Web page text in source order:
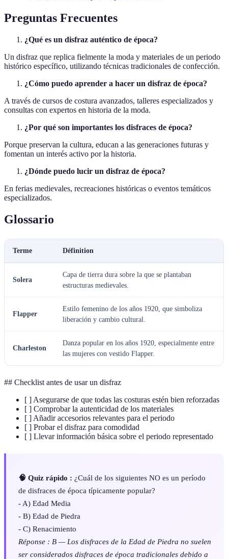
Preguntas Frecuentes
¿Qué es un disfraz auténtico de época?
Un disfraz que replica fielmente la moda y materiales de un periodo
histórico específico, utilizando técnicas tradicionales de confección.
¿Cómo puedo aprender a hacer un disfraz de época?
A través de cursos de costura avanzados, talleres especializados y
consultas con expertos en historia de la moda.
¿Por qué son importantes los disfraces de época?
Porque preservan la cultura, educan a las generaciones futuras y
fomentan un interés activo por la historia.
¿Dónde puedo lucir un disfraz de época?
En ferias medievales, recreaciones históricas o eventos temáticos
especializados.
Glossario
Terme Définition
Solera
Capa de tierra dura sobre la que se plantaban
estructuras medievales.
Flapper
Estilo femenino de los años 1920, que simboliza
liberación y cambio cultural.
Charleston
Danza popular en los años 1920, especialmente entre
las mujeres con vestido Flapper.
## Checklist antes de usar un disfraz
[ ] Asegurarse de que todas las costuras estén bien reforzadas
[ ] Comprobar la autenticidad de los materiales
[ ] Añadir accesorios relevantes para el periodo
[ ] Probar el disfraz para comodidad
[ ] Llevar información básica sobre el periodo representado
🧠 Quiz rápido : ¿Cuál de los siguientes NO es un período
de disfraces de época típicamente popular?
- A) Edad Media
- B) Edad de Piedra
- C) Renacimiento
Réponse : B — Los disfraces de la Edad de Piedra no suelen
ser considerados disfraces de época tradicionales debido a